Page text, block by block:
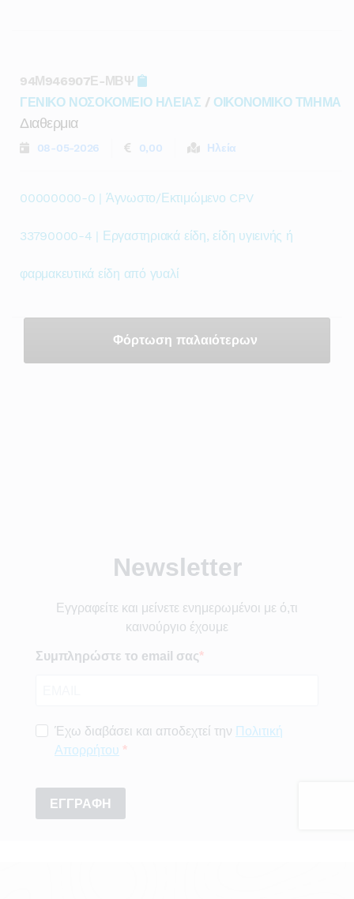
94Μ946907Ε-ΜΒΨ
ΓΕΝΙΚΟ ΝΟΣΟΚΟΜΕΙΟ ΗΛΕΙΑΣ / ΟΙΚΟΝΟΜΙΚΟ ΤΜΗΜΑ
Διαθερμια
08-05-2026 0,00 Ηλεία
00000000-0 | Άγνωστο/Εκτιμώμενο CPV
33790000-4 | Εργαστηριακά είδη, είδη υγιεινής ή
φαρμακευτικά είδη από γυαλί
Φόρτωση παλαιότερων